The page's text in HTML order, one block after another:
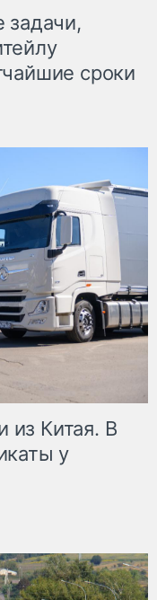
задачи,
сроки
из Китая. В
у